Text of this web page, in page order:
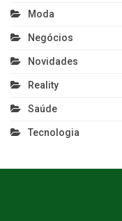
Moda
Negócios
Novidades
Reality
Saúde
Tecnologia